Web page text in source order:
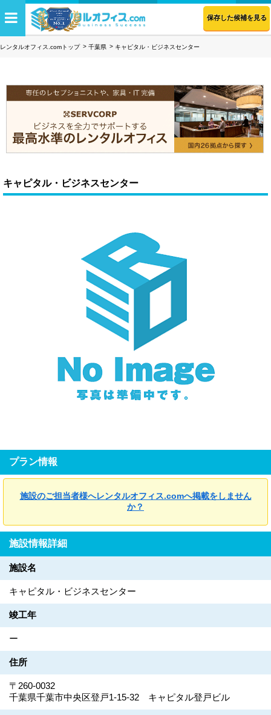
保存した候補を見る
レンタルオフィス.comトップ 千葉県 キャピタル・ビジネスセンター
キャピタル・ビジネスセンター
プラン情報
施設のご担当者様へレンタルオフィス.comへ掲載をしません
か？
施設情報詳細
施設名
キャピタル・ビジネスセンター
竣工年
ー
住所
〒260-0032
千葉県千葉市中央区登戸1-15-32 キャピタル登戸ビル